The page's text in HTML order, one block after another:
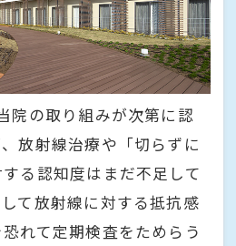
院の取り組みが次第に認
放射線治療や「切らずに
る認知度はまだ不足して
て放射線に対する抵抗感
れて定期検査をためらう